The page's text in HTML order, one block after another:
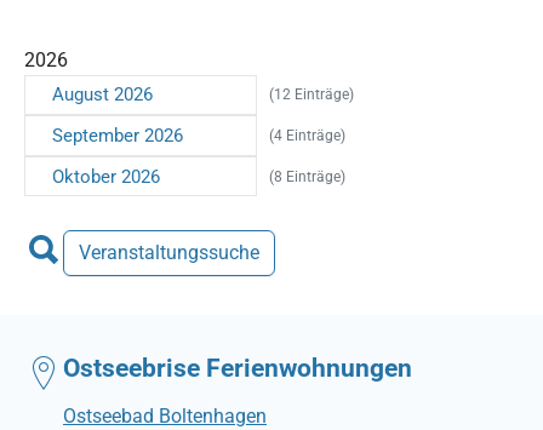
2026
August 2026 (12 Einträge)
September 2026 (4 Einträge)
Oktober 2026 (8 Einträge)
Veranstaltungssuche
Ostseebrise Ferienwohnungen
Ostseebad Boltenhagen